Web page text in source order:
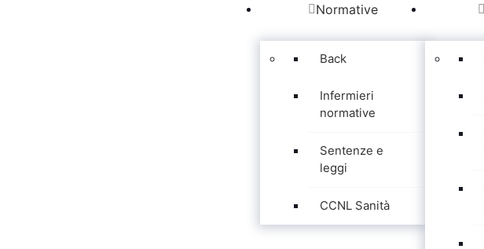
Normative
Back
Infermieri
normative
Sentenze e
leggi
CCNL Sanità